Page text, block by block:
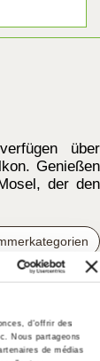
d'offrir des
Nous partageons
de médias
über
Genießen
der den